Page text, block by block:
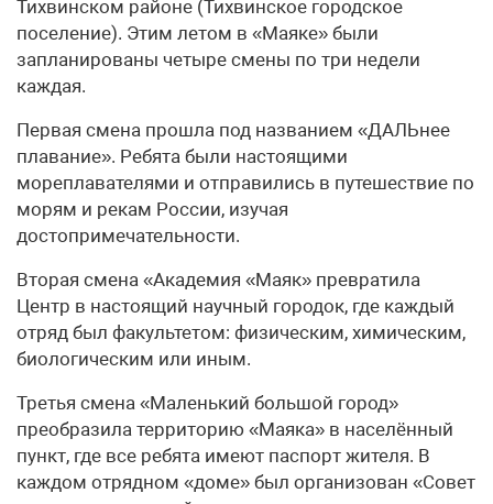
Тихвинском районе (Тихвинское городское
поселение). Этим летом в «Маяке» были
запланированы четыре смены по три недели
каждая.
Первая смена прошла под названием «ДАЛЬнее
плавание». Ребята были настоящими
мореплавателями и отправились в путешествие по
морям и рекам России, изучая
достопримечательности.
Вторая смена «Академия «Маяк» превратила
Центр в настоящий научный городок, где каждый
отряд был факультетом: физическим, химическим,
биологическим или иным.
Третья смена «Маленький большой город»
преобразила территорию «Маяка» в населённый
пункт, где все ребята имеют паспорт жителя. В
каждом отрядном «доме» был организован «Совет